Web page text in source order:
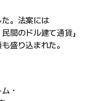
。法案には
間のドル建て通貨」
盛り込まれた。
・